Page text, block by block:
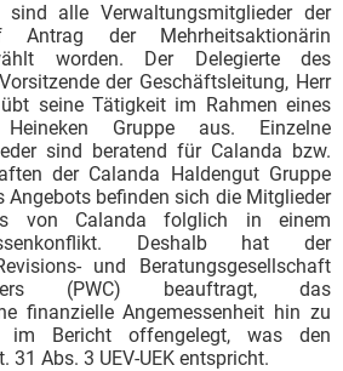
alle Verwaltungsmitglieder der
Antrag der Mehrheitsaktionärin
worden. Der Delegierte des
der Geschäftsleitung, Herr
seine Tätigkeit im Rahmen eines
Gruppe aus. Einzelne
sind beratend für Calanda bzw.
der Calanda Haldengut Gruppe
Angebots befinden sich die Mitglieder
von Calanda folglich in einem
Deshalb hat der
und Beratungsgesellschaft
(PWC) beauftragt, das
finanzielle Angemessenheit hin zu
im Bericht offengelegt, was den
31 Abs. 3 UEV-UEK entspricht.